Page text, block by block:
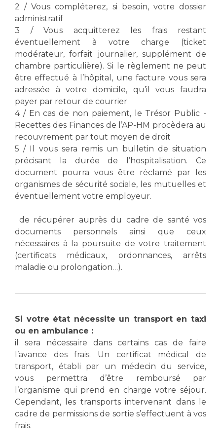
Cancer
Médecine nucléaire
Maladies rares
Maternité Hôpital Nord
Vos représentants
La Commission Des Usagers (CDU)
Le projet des usagers
Qualité
Protection des données
Sécurité
Les recherches en santé à l’AP-HM
Les pôles d'activité médicale
Anatomie et Cytologie Pathologiques
Adresser un examen au Laboratoire d'Infectiologie
Centres de référence Maladies Rares
Plateforme d'Expertise Maladies Rares
Presse / Multimédia
Communiqués de presse
Dossiers de presse
Médiathèque
Fournisseurs
Rôles et missions
Liste des marchés conclus
Documents utiles
2 / Vous compléterez, si besoin, votre dossier
administratif
3 / Vous acquitterez les frais restant
éventuellement à votre charge (ticket
modérateur, forfait journalier, supplément de
chambre particulière). Si le règlement ne peut
être effectué à l’hôpital, une facture vous sera
adressée à votre domicile, qu’il vous faudra
payer par retour de courrier
4 / En cas de non paiement, le Trésor Public -
Recettes des Finances de l’AP-HM procèdera au
recouvrement par tout moyen de droit
5 / Il vous sera remis un bulletin de situation
précisant la durée de l’hospitalisation. Ce
document pourra vous être réclamé par les
organismes de sécurité sociale, les mutuelles et
éventuellement votre employeur.
de récupérer auprès du cadre de santé vos
documents personnels ainsi que ceux
nécessaires à la poursuite de votre traitement
(certificats médicaux, ordonnances, arrêts
maladie ou prolongation…).
Si votre état nécessite un transport en taxi
ou en ambulance :
il sera nécessaire dans certains cas de faire
l’avance des frais. Un certificat médical de
transport, établi par un médecin du service,
vous permettra d’être remboursé par
l’organisme qui prend en charge votre séjour.
Cependant, les transports intervenant dans le
cadre de permissions de sortie s’effectuent à vos
frais.